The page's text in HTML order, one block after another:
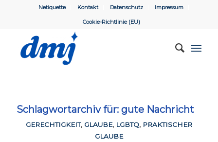
Netiquette Kontakt Datenschutz Impressum
Cookie-Richtlinie (EU)
Schlagwortarchiv für: gute Nachricht
GERECHTIGKEIT, GLAUBE, LGBTQ, PRAKTISCHER
GLAUBE